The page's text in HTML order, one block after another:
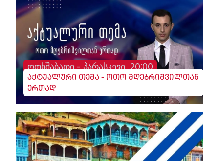
ოთხშაბათი - პარასკევი, 20:00
აქტუალური თემა - ოთო მღებრიშვილთან
ერთად